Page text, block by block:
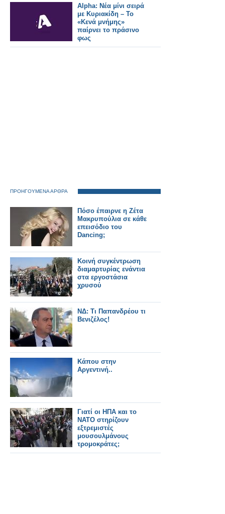
Alpha: Νέα μίνι σειρά
με Κυριακίδη – Το
«Κενά μνήμης»
παίρνει το πράσινο
φως
ΠΡΟΗΓΟΥΜΕΝΑ ΑΡΘΡΑ
Πόσο έπαιρνε η Ζέτα
Μακρυπούλια σε κάθε
επεισόδιο του
Dancing;
Κοινή συγκέντρωση
διαμαρτυρίας ενάντια
στα εργοστάσια
χρυσού
ΝΔ: Τι Παπανδρέου τι
Βενιζέλος!
Κάπου στην
Αργεντινή..
Γιατί οι ΗΠΑ και το
ΝΑΤΟ στηρίζουν
εξτρεμιστές
μουσουλμάνους
τρομοκράτες;